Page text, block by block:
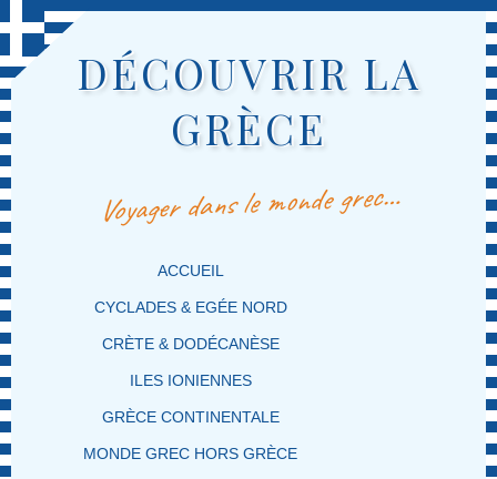
DÉCOUVRIR LA
GRÈCE
Voyager dans le monde grec…
MENU PRINCIPAL
MASQUER LA NAVIGATION PRINCIPALE
MASQUER LA NAVIGATION SECONDAIRE
ACCUEIL
CYCLADES & EGÉE NORD
CRÈTE & DODÉCANÈSE
ILES IONIENNES
GRÈCE CONTINENTALE
MONDE GREC HORS GRÈCE